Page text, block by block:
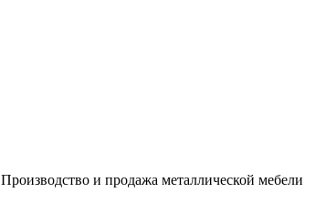
Производство и продажа металлической мебели